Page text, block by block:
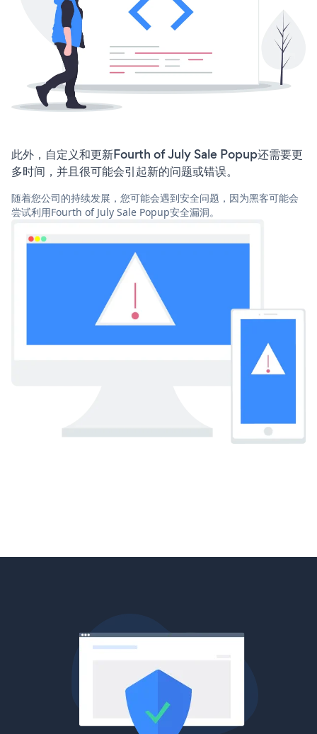
此外，自定义和更新Fourth of July Sale Popup还需要更
多时间，并且很可能会引起新的问题或错误。
随着您公司的持续发展，您可能会遇到安全问题，因为黑客可能会
尝试利用Fourth of July Sale Popup安全漏洞。